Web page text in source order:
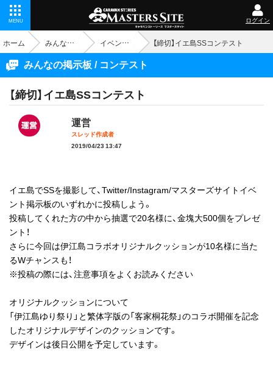
MENU ログイン
ホーム みんなの掲示板 イベント - コンテスト 【締切】イエ島SSコンテスト
みんなの掲示板 / コンテスト
【締切】イエ島SSコンテスト
運営
スレッド作成者
2019/04/23 13:47
イエ島でSSを撮影して、Twitter/Instagram/マスターズサイトイベ
ント掲示板のいずれかに投稿しよう。
投稿してくれた方の中から抽選で20名様に、金塊大500個をプレゼ
ント！
さらに今回は伊江島コラボオリジナルクッションが10名様に当た
るWチャンスも！
※投稿の際には、注意事項をよくお読みください
オリジナルクッションについて
「伊江島ゆり祭り」と繁体字版の「客家桐花祭」のコラボ開催を記念
したオリジナルデザインのクッションです。
デザインは後日公開を予定しています。